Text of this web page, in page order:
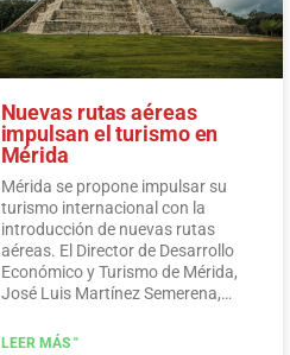
Nuevas rutas aéreas
impulsan el turismo en
Mérida
Mérida se propone impulsar su
turismo internacional con la
introducción de nuevas rutas
aéreas. El Director de Desarrollo
Económico y Turismo de Mérida,
José Luis Martínez Semerena,
como Viva Aerobus para
LEER MÁS "